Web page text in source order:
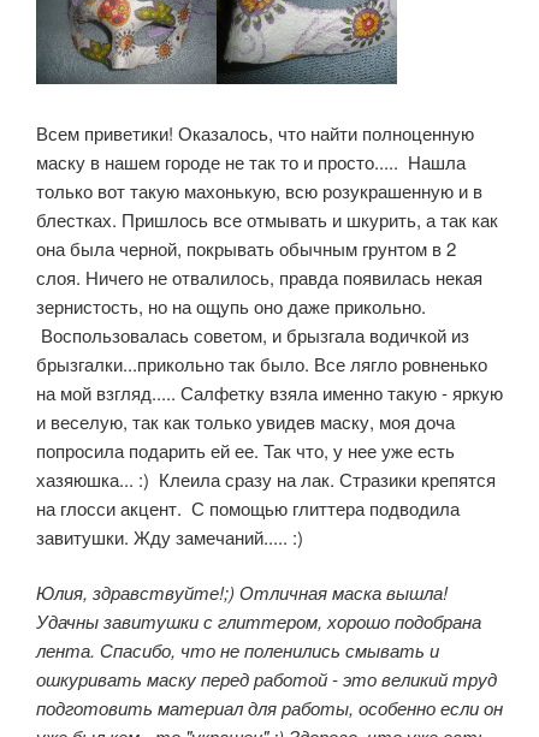
Всем приветики! Оказалось, что найти полноценную
маску в нашем городе не так то и просто..... Нашла
только вот такую махонькую, всю розукрашенную и в
блестках. Пришлось все отмывать и шкурить, а так как
она была черной, покрывать обычным грунтом в 2
слоя. Ничего не отвалилось, правда появилась некая
зернистость, но на ощупь оно даже прикольно.
Воспользовалась советом, и брызгала водичкой из
брызгалки...прикольно так было. Все лягло ровненько
на мой взгляд..... Салфетку взяла именно такую - яркую
и веселую, так как только увидев маску, моя доча
попросила подарить ей ее. Так что, у нее уже есть
хазяюшка... :) Клеила сразу на лак. Стразики крепятся
на глосси акцент. С помощью глиттера подводила
завитушки. Жду замечаний..... :)
Юлия, здравствуйте!;) Отличная маска вышла!
Удачны завитушки с глиттером, хорошо подобрана
лента. Спасибо, что не поленились смывать и
ошкуривать маску перед работой - это великий труд
подготовить материал для работы, особенно если он